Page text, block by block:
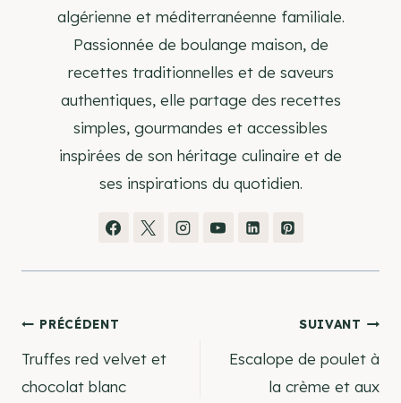
algérienne et méditerranéenne familiale.
Passionnée de boulange maison, de
recettes traditionnelles et de saveurs
authentiques, elle partage des recettes
simples, gourmandes et accessibles
inspirées de son héritage culinaire et de
ses inspirations du quotidien.
Navigation
de
PRÉCÉDENT
Truffes red velvet et
chocolat blanc
SUIVANT
Escalope de poulet à
la crème et aux